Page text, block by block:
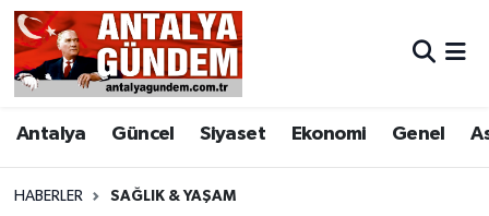
Antalya Güncel Siyaset Ekonomi Genel
HABERLER SAĞLIK & YAŞAM
Antalya
Asayiş
Bilim & Teknoloji
Antalya Nöbetçi Eczaneler
Antalya Hava Durumu
Antalya Namaz Vakitleri